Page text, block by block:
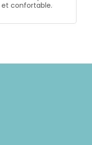
confortable.